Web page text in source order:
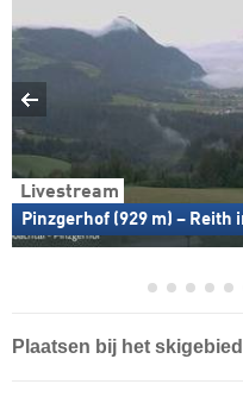
Livestream
Pinzgerhof (929 m) – Reith
Plaatsen bij het skigebied